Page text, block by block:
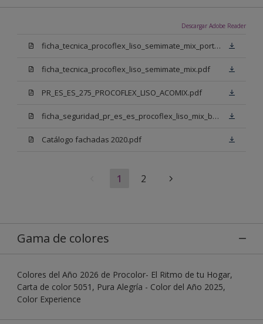
Descargar Adobe Reader
ficha_tecnica_procoflex_liso_semimate_mix_portugues.pdf
ficha_tecnica_procoflex_liso_semimate_mix.pdf
PR_ES_ES_275_PROCOFLEX_LISO_ACOMIX.pdf
ficha_seguridad_pr_es_es_procoflex_liso_mix_bb.pdf
Catálogo fachadas 2020.pdf
1 2
Gama de colores
Colores del Año 2026 de Procolor- El Ritmo de tu Hogar,
Carta de color 5051, Pura Alegría - Color del Año 2025,
Color Experience